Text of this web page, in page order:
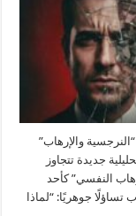
والإرهاب”
جديدة تتجاوز
النفسي” كأحد
جوهريًا: “لماذا